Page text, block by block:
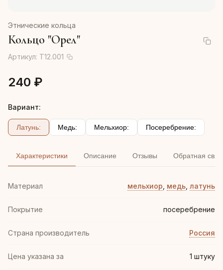
Этнические кольца
Кольцо "Орел"
Артикул: Т12.001
240 ₽
Вариант:
Латунь: Медь: Мельхиор: Посеребрение:
Характеристики Описание Отзывы Обратная
Материал мельхиор медь латунь
Покрытие посеребрение
Страна производитель Россия
Цена указана за 1 штуку